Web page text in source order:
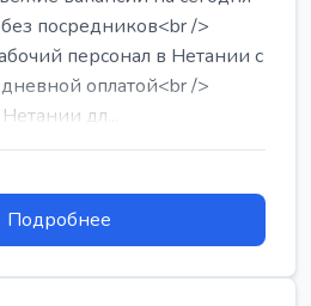
посредников<br />
персонал в Нетании с
оплатой<br />
дл...
Подробнее